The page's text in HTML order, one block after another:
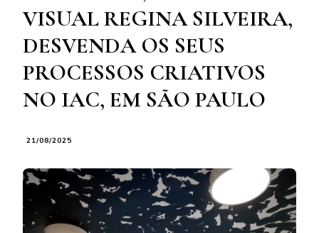
VISUAL REGINA SILVEIRA,
DESVENDA OS SEUS
PROCESSOS CRIATIVOS
NO IAC, EM SÃO PAULO
21/08/2025